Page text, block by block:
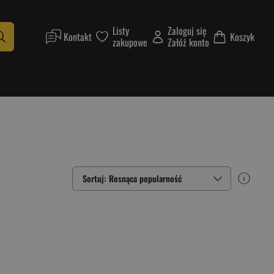
Kontakt Listy
zakupowe
Zaloguj się
Załóż konto Koszyk
Sortuj: Rosnąca popularność